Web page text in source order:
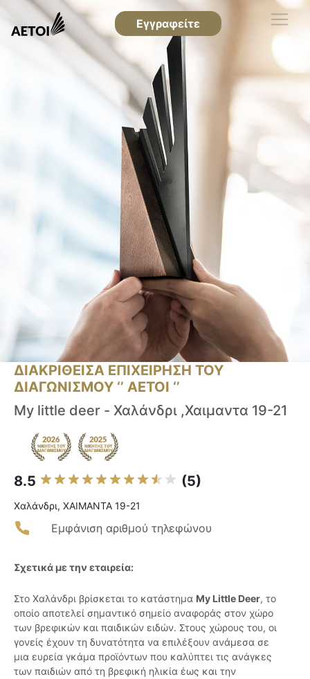
Εγγραφείτε
ΔΙΑΚΡΙΘΕΙΣΑ ΕΠΙΧΕΙΡΗΣΗ ΤΟΥ
ΔΙΑΓΩΝΙΣΜΟΥ ‘’ ΑΕΤΟΙ ‘’
My little deer - Χαλάνδρι ,Χαιμαντα 19-21
8.5 (5)
Χαλάνδρι, ΧΑΙΜΑΝΤΑ 19-21
Εμφάνιση αριθμού τηλεφώνου
Σχετικά με την εταιρεία:
Στο Χαλάνδρι βρίσκεται το κατάστημα My Little Deer, το
οποίο αποτελεί σημαντικό σημείο αναφοράς στον χώρο
των βρεφικών και παιδικών ειδών. Στους χώρους του, οι
γονείς έχουν τη δυνατότητα να επιλέξουν ανάμεσα σε
μια ευρεία γκάμα προϊόντων που καλύπτει τις ανάγκες
των παιδιών από τη βρεφική ηλικία έως και την